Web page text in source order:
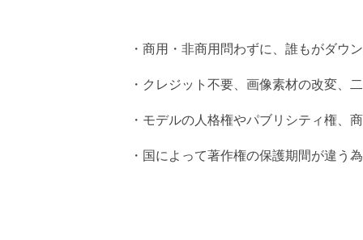
・商用・非商用問わずに、誰もがダウ
・クレジット不要、画像素材の改変、
・モデルの人格権やパブリシティ権、
・国によって著作権の保護期間が違う